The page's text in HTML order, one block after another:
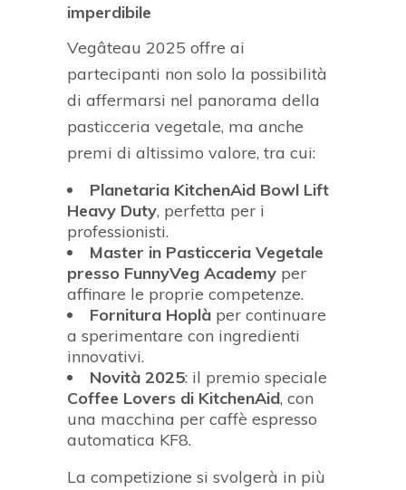
imperdibile
Vegâteau 2025 offre ai
partecipanti non solo la possibilità
di affermarsi nel panorama della
pasticceria vegetale, ma anche
premi di altissimo valore, tra cui:
Planetaria KitchenAid Bowl Lift
Heavy Duty, perfetta per i
professionisti.
Master in Pasticceria Vegetale
presso FunnyVeg Academy per
affinare le proprie competenze.
Fornitura Hoplà per continuare
a sperimentare con ingredienti
innovativi.
Novità 2025: il premio speciale
Coffee Lovers di KitchenAid, con
una macchina per caffè espresso
automatica KF8.
La competizione si svolgerà in più